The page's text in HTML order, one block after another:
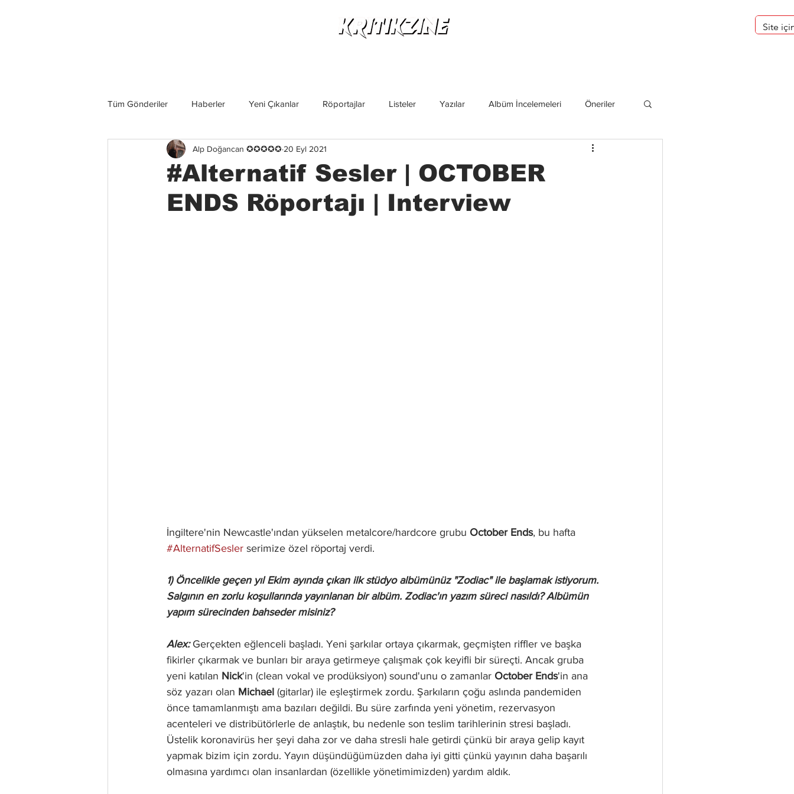
Tüm Gönderiler Haberler Yeni Çıkanlar Röportajlar Listeler Yazılar Albüm İncelemeleri Öneriler
Grup İncelemeleri Konserler İncelemeler
#Alternatif Sesler | OCTOBER
ENDS Röportajı | Interview
Alp Doğancan ✪✪✪✪✪ 20 Eyl 2021
İngiltere'nin Newcastle'ından yükselen metalcore/hardcore grubu October Ends, bu hafta
#AlternatifSesler serimize özel röportaj verdi.
1) Öncelikle geçen yıl Ekim ayında çıkan ilk stüdyo albümünüz "Zodiac" ile başlamak istiyorum.
Salgının en zorlu koşullarında yayınlanan bir albüm. Zodiac'ın yazım süreci nasıldı? Albümün
yapım sürecinden bahseder misiniz?
Alex: Gerçekten eğlenceli başladı. Yeni şarkılar ortaya çıkarmak, geçmişten riffler ve başka
fikirler çıkarmak ve bunları bir araya getirmeye çalışmak çok keyifli bir süreçti. Ancak gruba
yeni katılan Nick'in (clean vokal ve prodüksiyon) sound'unu o zamanlar October Ends'in ana
söz yazarı olan Michael (gitarlar) ile eşleştirmek zordu. Şarkıların çoğu aslında pandemiden
önce tamamlanmıştı ama bazıları değildi. Bu süre zarfında yeni yönetim, rezervasyon
acenteleri ve distribütörlerle de anlaştık, bu nedenle son teslim tarihlerinin stresi başladı.
Üstelik koronavirüs her şeyi daha zor ve daha stresli hale getirdi çünkü bir araya gelip kayıt
yapmak bizim için zordu. Yayın düşündüğümüzden daha iyi gitti çünkü yayının daha başarılı
olmasına yardımcı olan insanlardan (özellikle yönetimimizden) yardım aldık.